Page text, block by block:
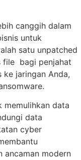
canggih dalam
untuk
satu unpatched
file bagi penjahat
ke jaringan Anda,
memulihkan data
data
cyber
ancaman modern